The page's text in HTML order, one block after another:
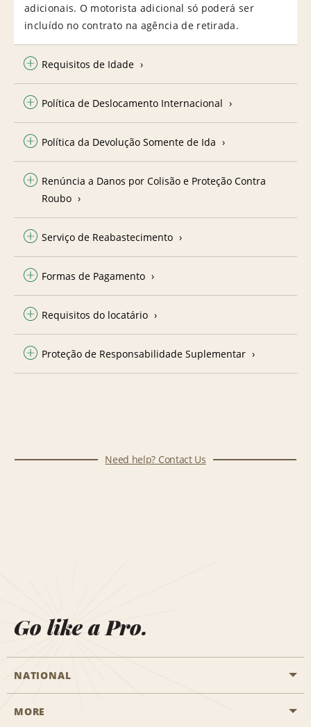
adicionais. O motorista adicional só poderá ser
incluído no contrato na agência de retirada.
Requisitos de Idade
Política de Deslocamento Internacional
Política da Devolução Somente de Ida
Renúncia a Danos por Colisão e Proteção Contra
Roubo
Serviço de Reabastecimento
Formas de Pagamento
Requisitos do locatário
Proteção de Responsabilidade Suplementar
Need help? Contact Us
Go like a Pro.
NATIONAL
Start a Reservation
MORE